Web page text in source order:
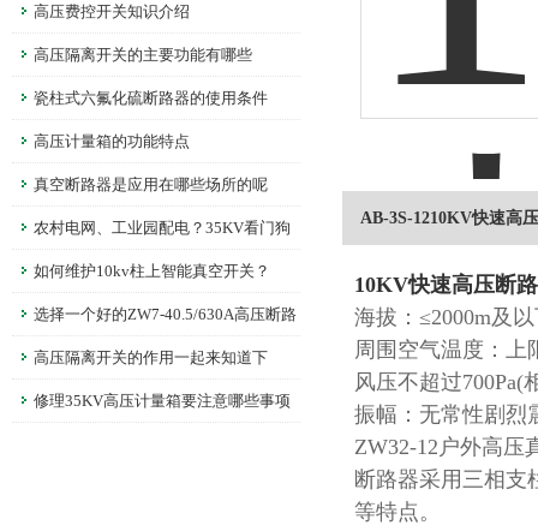
高压费控开关知识介绍
高压隔离开关的主要功能有哪些
瓷柱式六氟化硫断路器的使用条件
高压计量箱的功能特点
真空断路器是应用在哪些场所的呢
农村电网、工业园配电？35KV看门狗
断路器，护线路更省心
如何维护10kv柱上智能真空开关？
选择一个好的ZW7-40.5/630A高压断路
器是非常重要的
高压隔离开关的作用一起来知道下
修理35KV高压计量箱要注意哪些事项
AB-3S-1210KV快速高
10KV快速高压断
海拔：≤2000m及
周围空气温度：
风压不超过700Pa(
振幅：无常性剧烈
ZW32-12户外高压
断路器采用三相支
等特点。